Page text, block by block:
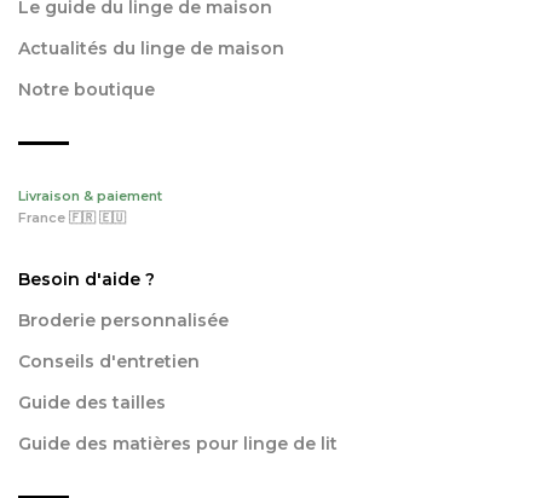
Le guide du linge de maison
Actualités du linge de maison
Notre boutique
Livraison & paiement
France 🇫🇷 🇪🇺
Besoin d'aide ?
Broderie personnalisée
Conseils d'entretien
Guide des tailles
Guide des matières pour linge de lit